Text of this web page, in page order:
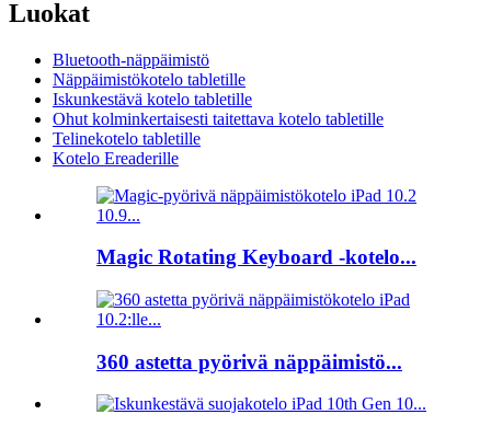
Luokat
Bluetooth-näppäimistö
Näppäimistökotelo tabletille
Iskunkestävä kotelo tabletille
Ohut kolminkertaisesti taitettava kotelo tabletille
Telinekotelo tabletille
Kotelo Ereaderille
Magic Rotating Keyboard -kotelo...
360 astetta pyörivä näppäimistö...